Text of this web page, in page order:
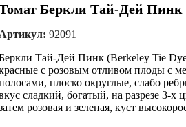
Беркли Тай-Дей Пинк
92091
Тай-Дей Пинк (Berkeley Tie
c розовым отливом плоды с
плоско округлые, слабо
сладкий, богатый, на разрезе 3-х
розовая и зеленая, куст